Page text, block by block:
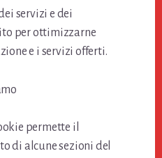
servizi e dei
per ottimizzarne
e i servizi offerti.
permette il
di alcune sezioni del